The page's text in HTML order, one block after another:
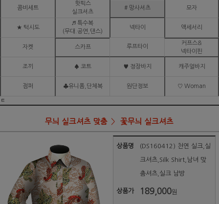
콤비세트
핫픽스
실크셔츠
# 망사셔츠 모자
★ 턱시도
♬ 특수복
(무대.공연,댄스)
넥타이 액세서리
자켓 스카프 루프타이
커프스&
넥타이핀
조끼 ♠ 코트 ♥ 정장바지 캐주얼바지
점퍼 ♣유니폼,단체복 원단정보 ♡ Woman
ㅌ
무늬 실크셔츠 맞춤 꽃무늬 실크셔츠
상품명 (DS160412) 천연 실크,실
크셔츠,Silk Shirt,남녀 맞
춤셔츠,실크 남방
상품가 189,000원